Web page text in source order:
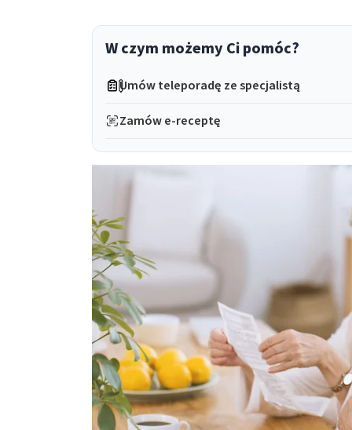
W czym możemy Ci pomóc?
Umów teleporadę ze specjalistą
Zamów e-receptę